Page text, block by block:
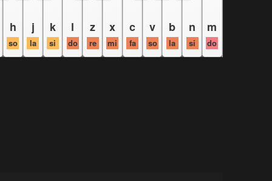
h
so
j
la
k
si
l
do
z
re
x
mi
c
fa
v
so
b
la
n
si
m
do